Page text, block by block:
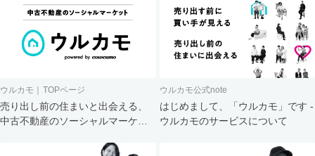
ウルカモ｜TOPページ
売り出し前の住まいと出会える、
中古不動産のソーシャルマーケッ
ウルカモ公式note
はじめまして、「ウルカモ」です -
ウルカモのサービスについて